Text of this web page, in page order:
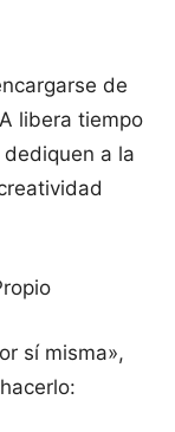
de
libera tiempo
a la
sí misma»,